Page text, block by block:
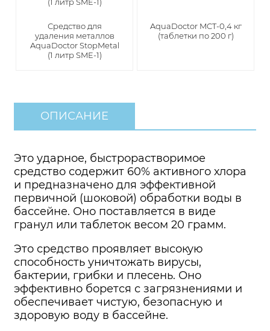
Средство для
удаления металлов
AquaDoctor StopMetal
(1 литр SME-1)
AquaDoctor MCT-0,4 кг
(таблетки по 200 г)
ОПИСАНИЕ
Это ударное, быстрорастворимое
средство содержит 60% активного хлора
и предназначено для эффективной
первичной (шоковой) обработки воды в
бассейне. Оно поставляется в виде
гранул или таблеток весом 20 грамм.
Это средство проявляет высокую
способность уничтожать вирусы,
бактерии, грибки и плесень. Оно
эффективно борется с загрязнениями и
обеспечивает чистую, безопасную и
здоровую воду в бассейне.